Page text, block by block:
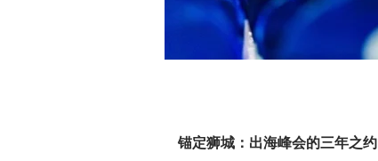
锚定狮城：出海峰会的三年之约